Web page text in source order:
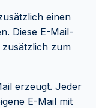
einen
Diese E-Mail-
zum
erzeugt. Jeder
E-Mail mit